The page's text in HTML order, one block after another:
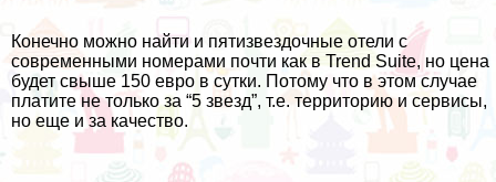
Конечно можно найти и пятизвездочные отели с
современными номерами почти как в Trend Suite, но цена
будет свыше 150 евро в сутки. Потому что в этом случае
платите не только за “5 звезд”, т.е. территорию и сервисы,
но еще и за качество.